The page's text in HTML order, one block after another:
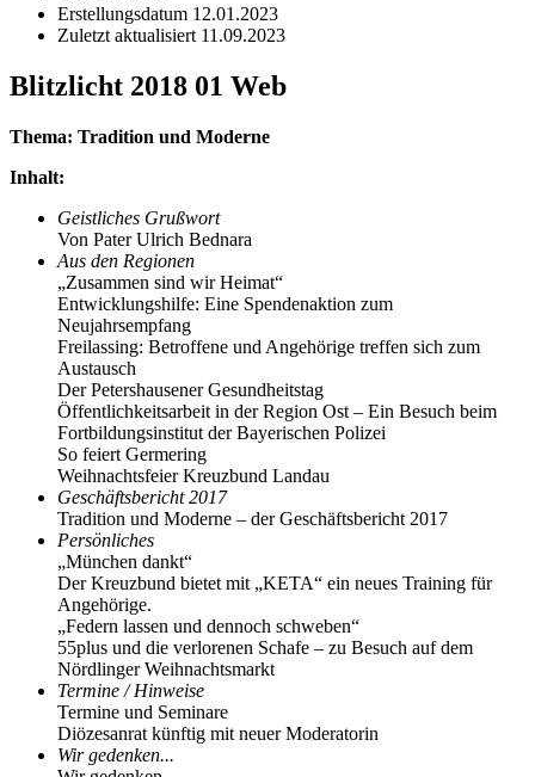
Erstellungsdatum 12.01.2023
Zuletzt aktualisiert 11.09.2023
Blitzlicht 2018 01 Web
Thema: Tradition und Moderne
Inhalt:
Geistliches Grußwort
Von Pater Ulrich Bednara
Aus den Regionen
„Zusammen sind wir Heimat“
Entwicklungshilfe: Eine Spendenaktion zum
Neujahrsempfang
Freilassing: Betroffene und Angehörige treffen sich zum
Austausch
Der Petershausener Gesundheitstag
Öffentlichkeitsarbeit in der Region Ost – Ein Besuch beim
Fortbildungsinstitut der Bayerischen Polizei
So feiert Germering
Weihnachtsfeier Kreuzbund Landau
Geschäftsbericht 2017
Tradition und Moderne – der Geschäftsbericht 2017
Persönliches
„München dankt“
Der Kreuzbund bietet mit „KETA“ ein neues Training für
Angehörige.
„Federn lassen und dennoch schweben“
55plus und die verlorenen Schafe – zu Besuch auf dem
Nördlinger Weihnachtsmarkt
Termine / Hinweise
Termine und Seminare
Diözesanrat künftig mit neuer Moderatorin
Wir gedenken...